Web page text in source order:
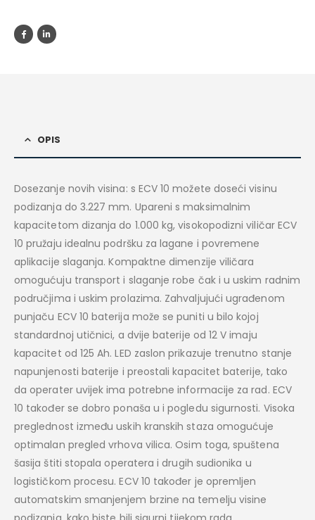
OPIS
Dosezanje novih visina: s ECV 10 možete doseći visinu
podizanja do 3.227 mm. Upareni s maksimalnim
kapacitetom dizanja do 1.000 kg, visokopodizni viličar ECV
10 pružaju idealnu podršku za lagane i povremene
aplikacije slaganja. Kompaktne dimenzije viličara
omogućuju transport i slaganje robe čak i u uskim radnim
područjima i uskim prolazima. Zahvaljujući ugrađenom
punjaču ECV 10 baterija može se puniti u bilo kojoj
standardnoj utičnici, a dvije baterije od 12 V imaju
kapacitet od 125 Ah. LED zaslon prikazuje trenutno stanje
napunjenosti baterije i preostali kapacitet baterije, tako
da operater uvijek ima potrebne informacije za rad. ECV
10 također se dobro ponaša u i pogledu sigurnosti. Visoka
preglednost između uskih kranskih staza omogućuje
optimalan pregled vrhova vilica. Osim toga, spuštena
šasija štiti stopala operatera i drugih sudionika u
logističkom procesu. ECV 10 također je opremljen
automatskim smanjenjem brzine na temelju visine